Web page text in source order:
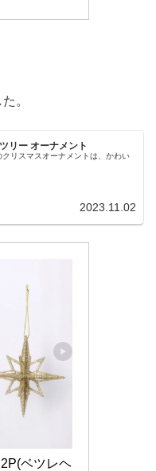
。
リー オーナメント
リスマスオーナメントは、かわい
2023.11.02
ベツレヘ